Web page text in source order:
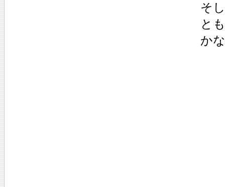
そ
と
か